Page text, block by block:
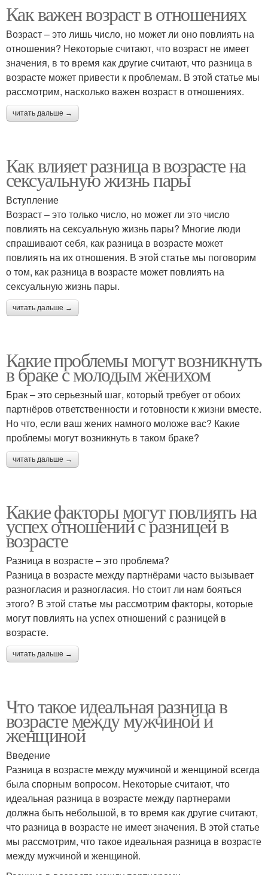
Как важен возраст в отношениях
Возраст – это лишь число, но может ли оно повлиять на
отношения? Некоторые считают, что возраст не имеет
значения, в то время как другие считают, что разница в
возрасте может привести к проблемам. В этой статье мы
рассмотрим, насколько важен возраст в отношениях.
читать дальше →
Как влияет разница в возрасте на
сексуальную жизнь пары
Вступление
Возраст – это только число, но может ли это число
повлиять на сексуальную жизнь пары? Многие люди
спрашивают себя, как разница в возрасте может
повлиять на их отношения. В этой статье мы поговорим
о том, как разница в возрасте может повлиять на
сексуальную жизнь пары.
читать дальше →
Какие проблемы могут возникнуть
в браке с молодым женихом
Брак – это серьезный шаг, который требует от обоих
партнёров ответственности и готовности к жизни вместе.
Но что, если ваш жених намного моложе вас? Какие
проблемы могут возникнуть в таком браке?
читать дальше →
Какие факторы могут повлиять на
успех отношений с разницей в
возрасте
Разница в возрасте – это проблема?
Разница в возрасте между партнёрами часто вызывает
разногласия и разногласия. Но стоит ли нам бояться
этого? В этой статье мы рассмотрим факторы, которые
могут повлиять на успех отношений с разницей в
возрасте.
читать дальше →
Что такое идеальная разница в
возрасте между мужчиной и
женщиной
Введение
Разница в возрасте между мужчиной и женщиной всегда
была спорным вопросом. Некоторые считают, что
идеальная разница в возрасте между партнерами
должна быть небольшой, в то время как другие считают,
что разница в возрасте не имеет значения. В этой статье
мы рассмотрим, что такое идеальная разница в возрасте
между мужчиной и женщиной.